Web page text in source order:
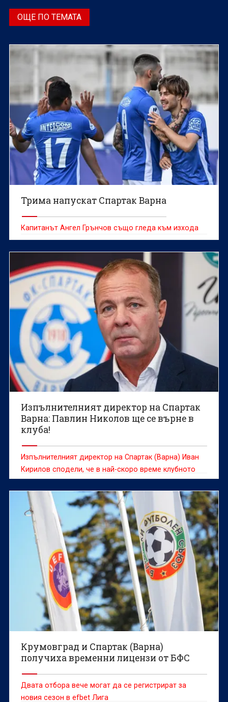
ОЩЕ ПО ТЕМАТА
Трима напускат Спартак Варна
Капитанът Ангел Грънчов също гледа към изхода
Изпълнителният директор на Спартак
Варна: Павлин Николов ще се върне в
клуба!
Изпълнителният директор на Спартак (Варна) Иван
Кирилов сподели, че в най-скоро време клубното
ръководство ще свика пресконференция, на която
ще говори за бъдещата визия на клуба
Крумовград и Спартак (Варна)
получиха временни лицензи от БФС
Двата отбора вече могат да се регистрират за
новия сезон в efbet Лига